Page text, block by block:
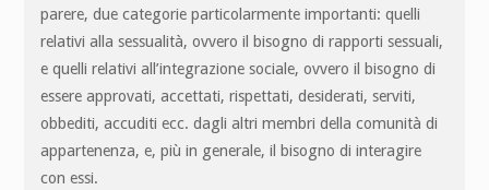
parere, due categorie particolarmente importanti: quelli
relativi alla sessualità, ovvero il bisogno di rapporti sessuali,
e quelli relativi all’integrazione sociale, ovvero il bisogno di
essere approvati, accettati, rispettati, desiderati, serviti,
obbediti, accuditi ecc. dagli altri membri della comunità di
appartenenza, e, più in generale, il bisogno di interagire
con essi.